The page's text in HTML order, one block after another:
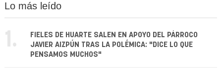
Lo más leído
1.
FIELES DE HUARTE SALEN EN APOYO DEL PÁRROCO
JAVIER AIZPÚN TRAS LA POLÉMICA: "DICE LO QUE
PENSAMOS MUCHOS"